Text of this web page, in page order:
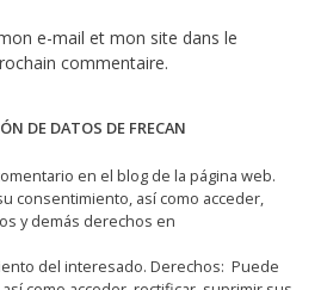
e-mail et mon site dans le
commentaire.
DE DATOS DE FRECAN
en el blog de la página web.
consentimiento, así como acceder,
y demás derechos en
del interesado. Derechos: Puede